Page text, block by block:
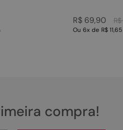
R$
R$ 69,90
Ou 6x de R$ 11,65
compra!